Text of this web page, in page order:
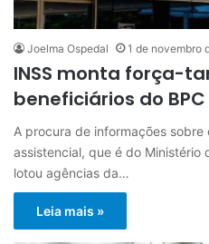
Joelma Ospedal 1 de novembro
INSS monta força-
beneficiários do BPC
A procura de informações
assistencial, que é do Ministério
lotou agências da…
Leia mais »